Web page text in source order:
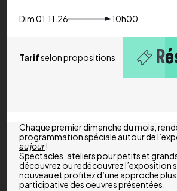
Dim 01.11.26 10h00
Tarifselon propositions
Chaque premier dimanche du mois,
programmation spéciale autour de
au jour!
Spectacles, ateliers pour petits et
découvrez ou redécouvrez l’exposition
nouveau et profitez d’une approche
participative des oeuvres présentées.